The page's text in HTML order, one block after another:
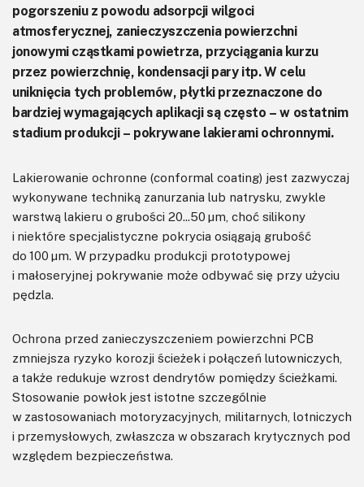
pogorszeniu z powodu adsorpcji wilgoci
atmosferycznej, zanieczyszczenia powierzchni
jonowymi cząstkami powietrza, przyciągania kurzu
przez powierzchnię, kondensacji pary itp. W celu
uniknięcia tych problemów, płytki przeznaczone do
bardziej wymagających aplikacji są często – w ostatnim
stadium produkcji – pokrywane lakierami ochronnymi.
Lakierowanie ochronne (conformal coating) jest zazwyczaj
wykonywane techniką zanurzania lub natrysku, zwykle
warstwą lakieru o grubości 20...50 μm, choć silikony
i niektóre specjalistyczne pokrycia osiągają grubość
do 100 μm. W przypadku produkcji prototypowej
i małoseryjnej pokrywanie może odbywać się przy użyciu
pędzla.
Ochrona przed zanieczyszczeniem powierzchni PCB
zmniejsza ryzyko korozji ścieżek i połączeń lutowniczych,
a także redukuje wzrost dendrytów pomiędzy ścieżkami.
Stosowanie powłok jest istotne szczególnie
w zastosowaniach motoryzacyjnych, militarnych, lotniczych
i przemysłowych, zwłaszcza w obszarach krytycznych pod
względem bezpieczeństwa.